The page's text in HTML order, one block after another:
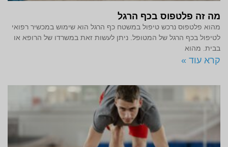
מה זה פלטפוס בכף הרגל
מהוא פלטפוס נרכש טיפול במשטח כף הרגל הוא שימוש במכשיר רפואי
לטיפול בכף הרגל של המטופל. ניתן לעשות זאת במשרדו של הרופא או
בבית. מהוא
קרא עוד »